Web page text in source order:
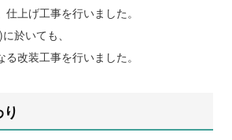
上げ工事を行いました。
於いても、
改装工事を行いました。